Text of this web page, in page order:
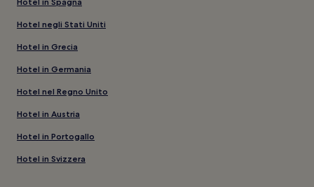
Hotel negli Stati Uniti
Hotel in Grecia
Hotel in Germania
Hotel nel Regno Unito
Hotel in Austria
Hotel in Portogallo
Hotel in Svizzera